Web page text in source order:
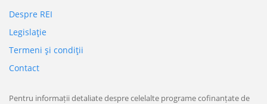
Despre REI
Legislaţie
Termeni şi condiţii
Contact
Pentru informații detaliate despre celelalte programe cofinanțate de